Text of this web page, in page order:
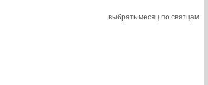
выбрать месяц по святцам